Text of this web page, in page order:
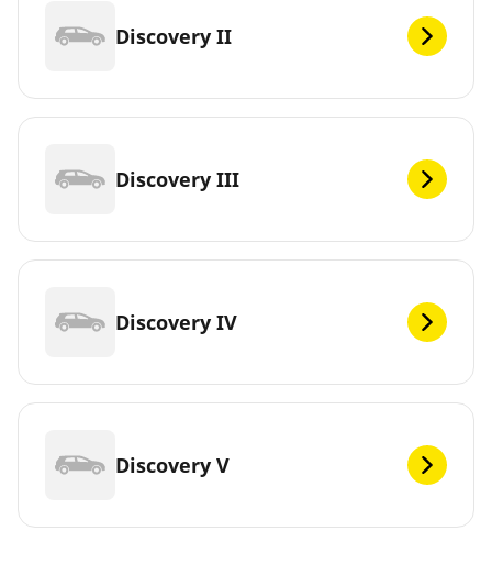
Discovery II
Discovery III
Discovery IV
Discovery V